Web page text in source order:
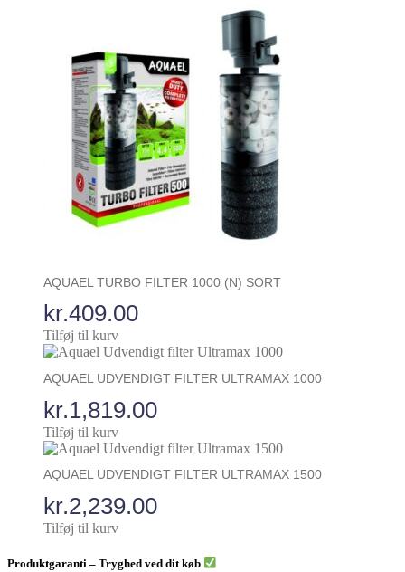
kr.899.95.
pris
er:
kr.599.95.
AQUAEL TURBO FILTER 1000 (N) SORT
kr.409.00
Tilføj til kurv
AQUAEL UDVENDIGT FILTER ULTRAMAX 1000
kr.1,819.00
Tilføj til kurv
AQUAEL UDVENDIGT FILTER ULTRAMAX 1500
kr.2,239.00
Tilføj til kurv
Produktgaranti – Tryghed ved dit køb